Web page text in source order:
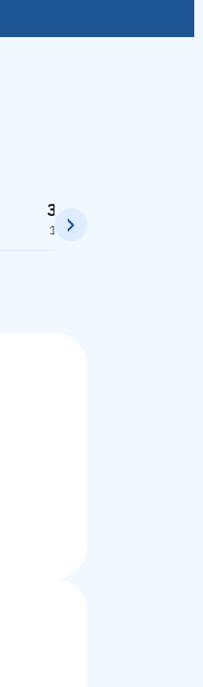
3500 ₽
15 авг, сб